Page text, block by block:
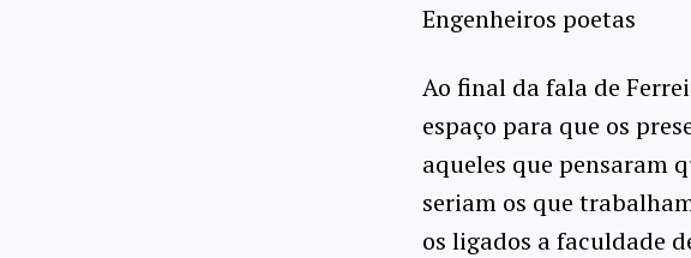
Engenheiros poetas
Ao final da fala de
espaço para que os
aqueles que pensaram
seriam os que
os ligados a faculdade